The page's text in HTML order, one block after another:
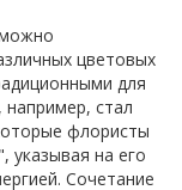
цветовых
для
стал
флористы
указывая на его
Сочетание